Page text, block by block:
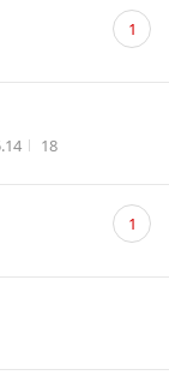
댓
글 1
간 조회수
18
댓
글 1